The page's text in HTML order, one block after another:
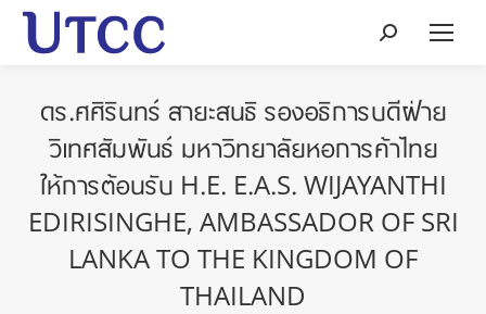
Search:
ดร.ศศิรินทร์ สายะสนธิ รองอธิการบดีฝ่าย
วิเทศสัมพันธ์ มหาวิทยาลัยหอการค้าไทย
ให้การต้อนรับ H.E. E.A.S. WIJAYANTHI
EDIRISINGHE, AMBASSADOR OF SRI
LANKA TO THE KINGDOM OF
THAILAND